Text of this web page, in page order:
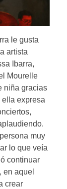
le gusta
artista
Ibarra,
Mourelle
niña gracias
expresa
muy
lo que veía
continuar
en aquel
crear